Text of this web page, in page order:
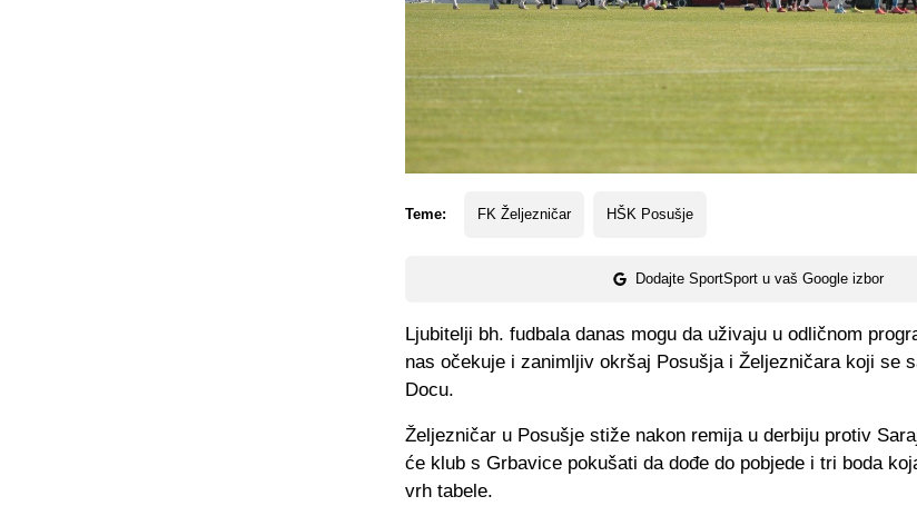
Teme: FK Željezničar HŠK Posušje
Dodajte SportSport u vaš Google izbor
Ljubitelji bh. fudbala danas mogu da uživaju u odličnom
nas očekuje i zanimljiv okršaj Posušja i Željezničara koji se
Docu.
Željezničar u Posušje stiže nakon remija u derbiju protiv
će klub s Grbavice pokušati da dođe do pobjede i tri boda
vrh tabele.